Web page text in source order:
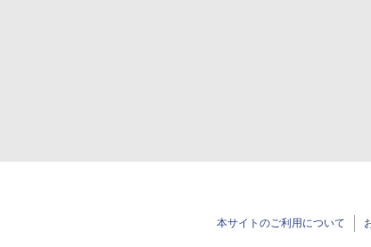
本サイトのご利用について